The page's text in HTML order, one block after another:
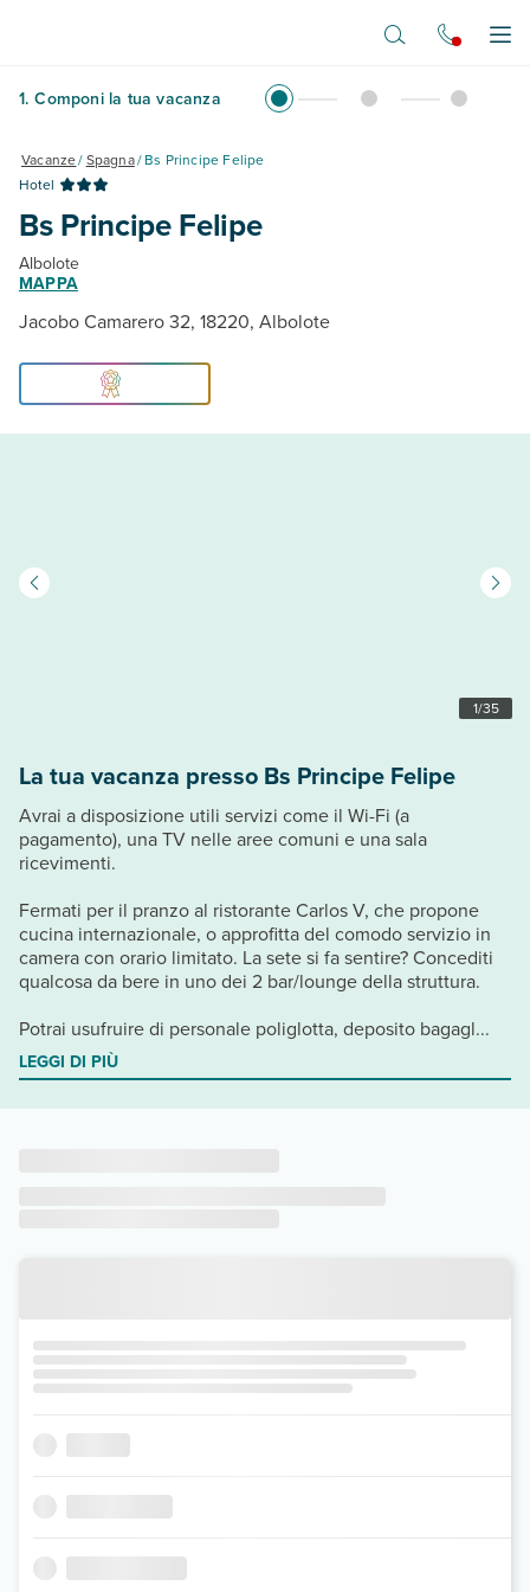
1. Componi la tua vacanza
Vacanze/Spagna/Bs Principe Felipe
Hotel
Bs Principe Felipe
Albolote
MAPPA
Jacobo Camarero 32, 18220, Albolote
1/35
La tua vacanza presso Bs Principe Felipe
Avrai a disposizione utili servizi come il Wi-Fi (a
pagamento), una TV nelle aree comuni e una sala
ricevimenti.
Fermati per il pranzo al ristorante Carlos V, che propone
cucina internazionale, o approfitta del comodo servizio in
camera con orario limitato. La sete si fa sentire? Concediti
qualcosa da bere in uno dei 2 bar/lounge della struttura.
Potrai usufruire di personale poliglotta, deposito bagagl...
LEGGI DI PIÙ